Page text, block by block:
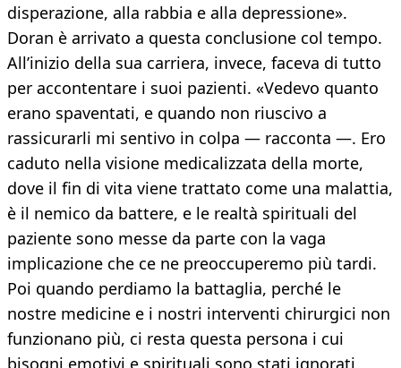
disperazione, alla rabbia e alla depressione».
Doran è arrivato a questa conclusione col tempo.
All’inizio della sua carriera, invece, faceva di tutto
per accontentare i suoi pazienti. «Vedevo quanto
erano spaventati, e quando non riuscivo a
rassicurarli mi sentivo in colpa — racconta —. Ero
caduto nella visione medicalizzata della morte,
dove il fin di vita viene trattato come una malattia,
è il nemico da battere, e le realtà spirituali del
paziente sono messe da parte con la vaga
implicazione che ce ne preoccuperemo più tardi.
Poi quando perdiamo la battaglia, perché le
nostre medicine e i nostri interventi chirurgici non
funzionano più, ci resta questa persona i cui
bisogni emotivi e spirituali sono stati ignorati